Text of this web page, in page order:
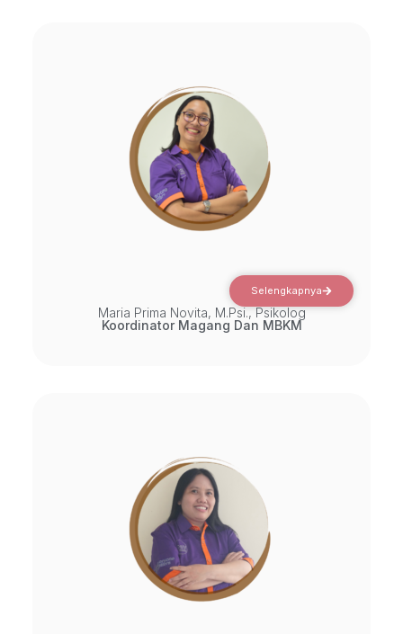
Selengkapnya
Maria Prima Novita, M.Psi., Psikolog
Koordinator Magang Dan MBKM